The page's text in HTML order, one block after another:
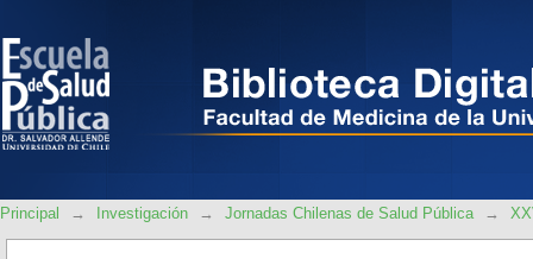
Hospital Psiquiátrico Philippe Pinel
Principal → Investigación → Jornadas Chilenas de Salud Pública →